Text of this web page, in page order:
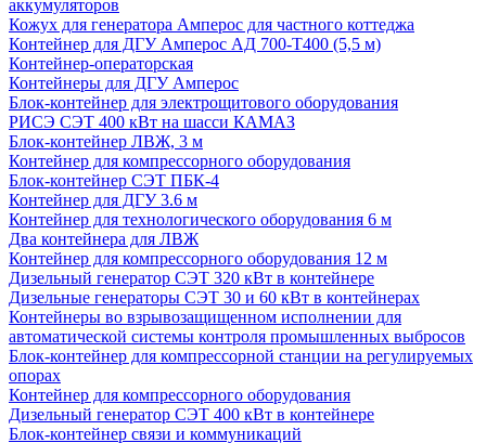
аккумуляторов
Кожух для генератора Амперос для частного коттеджа
Контейнер для ДГУ Амперос АД 700-Т400 (5,5 м)
Контейнер-операторская
Контейнеры для ДГУ Амперос
Блок-контейнер для электрощитового оборудования
РИСЭ СЭТ 400 кВт на шасси КАМАЗ
Блок-контейнер ЛВЖ, 3 м
Контейнер для компрессорного оборудования
Блок-контейнер СЭТ ПБК-4
Контейнер для ДГУ 3.6 м
Контейнер для технологического оборудования 6 м
Два контейнера для ЛВЖ
Контейнер для компрессорного оборудования 12 м
Дизельный генератор СЭТ 320 кВт в контейнере
Дизельные генераторы СЭТ 30 и 60 кВт в контейнерах
Контейнеры во взрывозащищенном исполнении для
автоматической системы контроля промышленных выбросов
Блок-контейнер для компрессорной станции на регулируемых
опорах
Контейнер для компрессорного оборудования
Дизельный генератор СЭТ 400 кВт в контейнере
Блок-контейнер связи и коммуникаций